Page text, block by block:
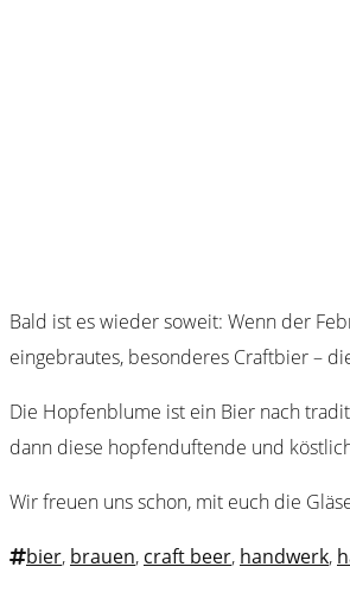
Bald ist es wieder soweit: Wenn der
eingebrautes, besonderes Craftbier –
Die Hopfenblume ist ein Bier nach
dann diese hopfenduftende und
Wir freuen uns schon, mit euch die
bier, brauen, craft beer, handwerk,